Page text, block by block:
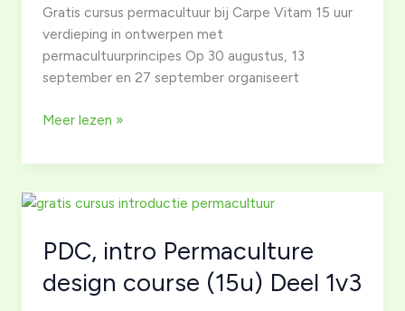
Gratis cursus permacultuur bij Carpe Vitam 15 uur
verdieping in ontwerpen met
permacultuurprincipes Op 30 augustus, 13
september en 27 september organiseert
PDC,
Permaculture
course
Deel
2v3
Meer lezen »
PDC, intro Permaculture
design course (15u) Deel 1v3